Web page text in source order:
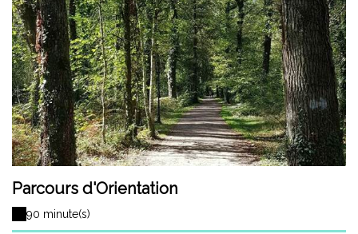
Parcours d'Orientation
90 minute(s)